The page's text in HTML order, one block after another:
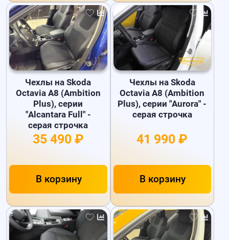
Чехлы на Skoda
Octavia A8 (Ambition
Plus), серии
"Alcantara Full" -
серая строчка
35 490 ₽
В корзину
Чехлы на Skoda
Octavia A8 (Ambition
Plus), серии "Aurora" -
серая строчка
41 990 ₽
В корзину